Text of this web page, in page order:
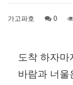
가고파호 0
도착 하자
바람과 너울